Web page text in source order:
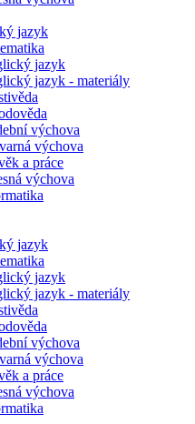
jazyk
jazyk
jazyk - materiály
výchova
výchova
a práce
výchova
jazyk
jazyk
jazyk - materiály
výchova
výchova
a práce
výchova